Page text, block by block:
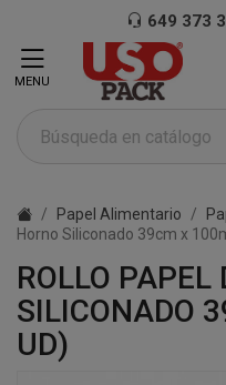
649 373
MENU
Papel Alimentario
Horno Siliconado 39cm x
ROLLO PAPEL
SILICONADO
UD)